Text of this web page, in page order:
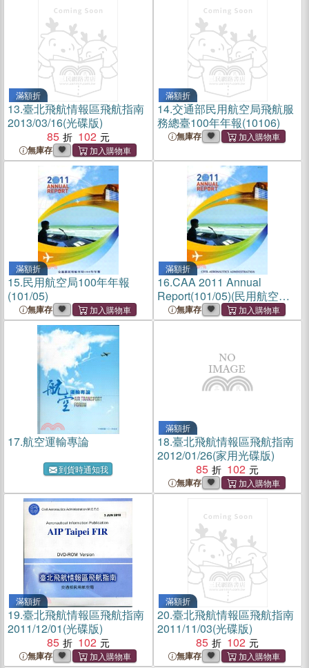
滿額折
13.臺北飛航情報區飛航指南
2013/03/16(光碟版)
85
102
無庫存
滿額折
14.交通部民用航空局飛航服
務總臺100年年報(10106)
無庫存
滿額折
15.民用航空局100年年報
(101/05)
無庫存
滿額折
16.CAA 2011 Annual
Report(101/05)(民用航空局
100年年報-英文版)
無庫存
17.航空運輸專論
到貨時通知我
滿額折
18.臺北飛航情報區飛航指南
2012/01/26(家用光碟版)
85
102
無庫存
滿額折
19.臺北飛航情報區飛航指南
2011/12/01(光碟版)
85
102
無庫存
滿額折
20.臺北飛航情報區飛航指南
2011/11/03(光碟版)
85
102
無庫存